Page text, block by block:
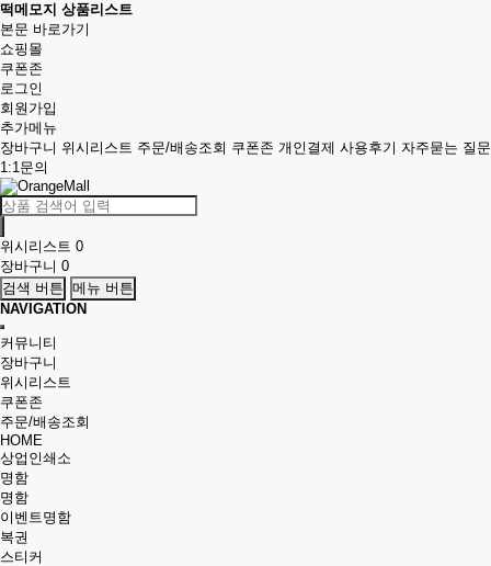
떡메모지 상품리스트
본문 바로가기
쇼핑몰
쿠폰존
로그인
회원가입
추가메뉴
장바구니 위시리스트 주문/배송조회 쿠폰존 개인결제 사용후기 자주묻는 질문
1:1문의
위시리스트 0
장바구니 0
검색 버튼 메뉴 버튼
NAVIGATION
커뮤니티
장바구니
위시리스트
쿠폰존
주문/배송조회
HOME
상업인쇄소
명함
명함
이벤트명함
복권
스티커